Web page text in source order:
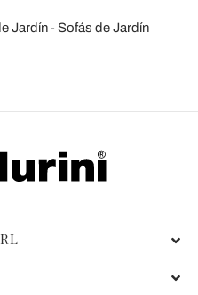
Jardín
Sofás de Jardín